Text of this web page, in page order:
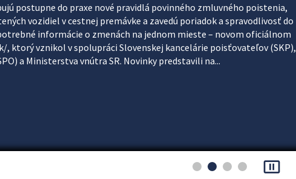
postupne do praxe nové pravidlá povinného zmluvného poistenia,
vozidiel v cestnej premávke a zavedú poriadok a spravodlivosť do
informácie o zmenách na jednom mieste – novom oficiálnom
ktorý vznikol v spolupráci Slovenskej kancelárie poisťovateľov (SKP),
a Ministerstva vnútra SR. Novinky predstavili na...
pause_presentation